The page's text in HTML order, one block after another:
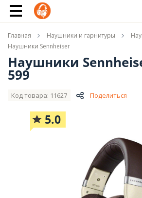
(096)
(044)
Имя
Телефон
Главная Наушники и гарнитуры
Наушники Sennheiser
Наушники
599
Код товара: 11627 Поделиться
5.0